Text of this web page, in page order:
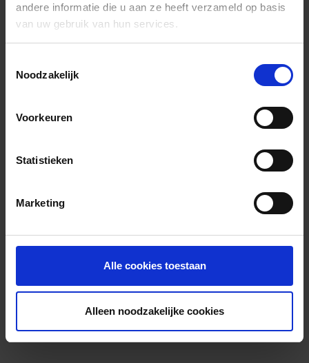
andere informatie die u aan ze heeft verzameld op basis
van uw gebruik van hun services.
Noodzakelijk
Voorkeuren
Statistieken
Marketing
Alle cookies toestaan
Alleen noodzakelijke cookies